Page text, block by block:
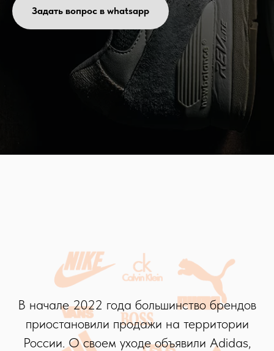
Задать вопрос в whatsapp
В начале 2022 года большинство брендов
приостановили продажи на территории
России. О своем уходе объявили Adidas,